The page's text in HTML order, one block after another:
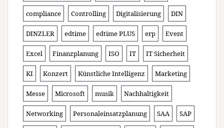
compliance Controlling Digitalisierung DIN
DINZLER edtime edtime PLUS erp Event
Excel Finanzplanung ISO IT IT Sicherheit
KI Konzert Künstliche Intelligenz Marketing
Messe Microsoft musik Nachhaltigkeit
Networking Personaleinsatzplanung SAA SAP